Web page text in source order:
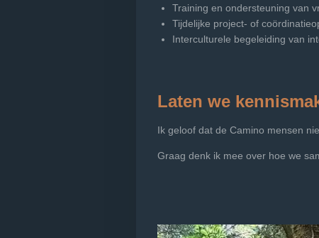
Training en ondersteuning van
Tijdelijke project- of
Interculturele begeleiding van
Laten we
Ik geloof dat de Camino mensen
Graag denk ik mee over hoe we